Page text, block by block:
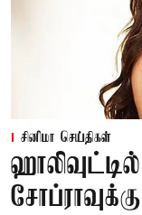
சினிமா செய்திகள்